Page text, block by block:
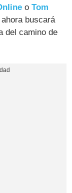
oTom
buscará
del camino de